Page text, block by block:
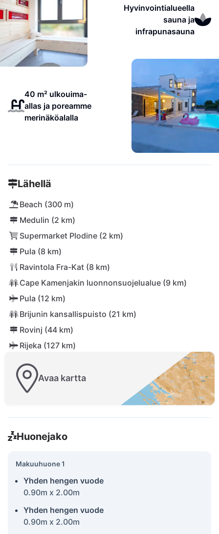
Hyvinvointialueella
sauna ja
infrapunasauna
40 m² ulkouima-
allas ja poreamme
merinäköalalla
Lähellä
Beach (300 m)
Medulin (2 km)
Supermarket Plodine (2 km)
Pula (8 km)
Ravintola Fra-Kat (8 km)
Cape Kamenjakin luonnonsuojelualue (9 km)
Pula (12 km)
Brijunin kansallispuisto (21 km)
Rovinj (44 km)
Rijeka (127 km)
Avaa kartta
Huonejako
Makuuhuone 1
Yhden hengen vuode
0.90m x 2.00m
Yhden hengen vuode
0.90m x 2.00m